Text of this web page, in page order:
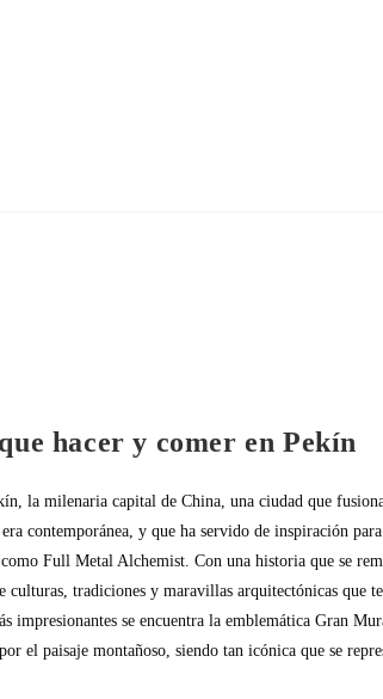
hacer y comer en Pekín
la milenaria capital de China, una ciudad que
contemporánea, y que ha servido de inspiración
Full Metal Alchemist. Con una historia que se
culturas, tradiciones y maravillas arquitectónicas que
impresionantes se encuentra la emblemática Gran
el paisaje montañoso, siendo tan icónica que se